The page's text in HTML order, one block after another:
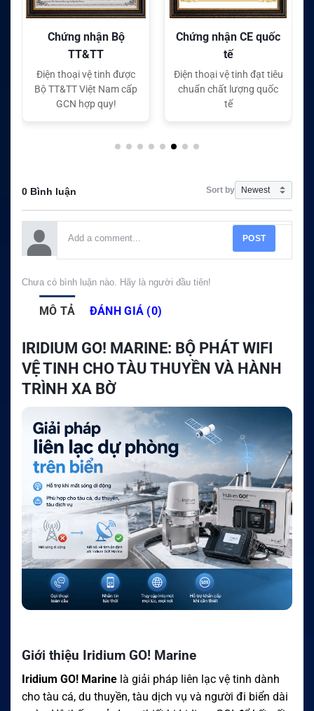
Chứng nhận CE quốc
tế
Điện thoại vệ tinh đạt tiêu
chuẩn chất lượng quốc
tế
Chứng nhận FC quốc
tế
Điện thoại vệ tinh đạt tiêu
chuẩn chất lượng quốc
tế
0 Bình luận Sort by
POST
Chưa có bình luận nào. Hãy là người đầu tiên!
MÔ TẢ ĐÁNH GIÁ (0)
IRIDIUM GO! MARINE: BỘ PHÁT WIFI
VỆ TINH CHO TÀU THUYỀN VÀ HÀNH
TRÌNH XA BỜ
Giới thiệu Iridium GO! Marine
Iridium GO! Marine là giải pháp liên lạc vệ tinh dành
cho tàu cá, du thuyền, tàu dịch vụ và người đi biển dài